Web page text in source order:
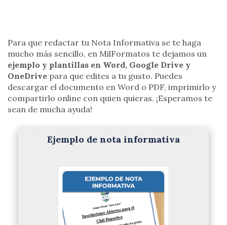
Para que redactar tu Nota Informativa se te haga
mucho más sencillo, en MilFormatos te dejamos un
ejemplo y plantillas en Word, Google Drive y
OneDrive para que edites a tu gusto. Puedes
descargar el documento en Word o PDF, imprimirlo y
compartirlo online con quien quieras. ¡Esperamos te
sean de mucha ayuda!
Ejemplo de nota informativa